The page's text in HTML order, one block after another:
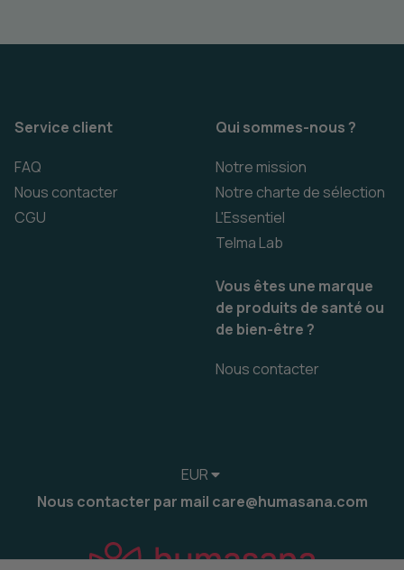
Service client
FAQ
Nous contacter
CGU
Qui sommes-nous ?
Notre mission
Notre charte de sélection
L'Essentiel
Telma Lab
Vous êtes une marque
de produits de santé ou
de bien-être ?
Nous contacter
EUR
Nous contacter par mail care@humasana.com